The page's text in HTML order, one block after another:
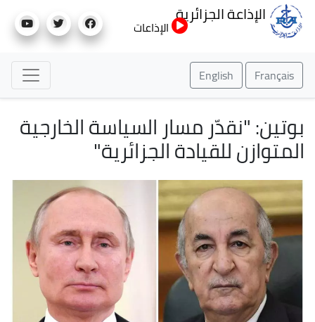
إلى
الإذاعة الجزائرية
الإذاعات
Français
English
بوتين: "نقدّر مسار السياسة الخارجية
المتوازن للقيادة الجزائرية"